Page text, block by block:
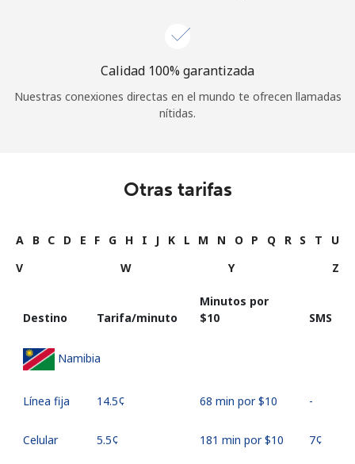
Calidad 100% garantizada
Nuestras conexiones directas en el mundo te ofrecen llamadas
nítidas.
Otras tarifas
A B C D E F G H I J K L M N O P Q R S T
U
V
W Y Z
Destino Tarifa/minuto
Minutos por
⁦$10⁩
SMS
Namibia
Línea fija ⁦14.5¢⁩ 68 min por ⁦$10⁩ -
Celular ⁦5.5¢⁩ 181 min por ⁦$10⁩ ⁦7¢⁩